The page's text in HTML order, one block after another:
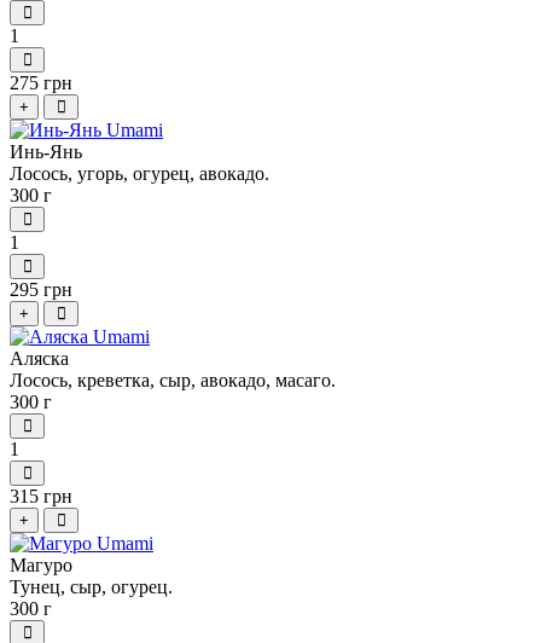
1
275 грн
+
Инь-Янь
Лосось, угорь, огурец, авокадо.
300 г
1
295 грн
+
Аляска
Лосось, креветка, сыр, авокадо, масаго.
300 г
1
315 грн
+
Магуро
Тунец, сыр, огурец.
300 г